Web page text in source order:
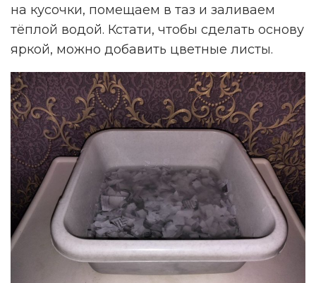
на кусочки, помещаем в таз и заливаем
тёплой водой. Кстати, чтобы сделать основу
яркой, можно добавить цветные листы.